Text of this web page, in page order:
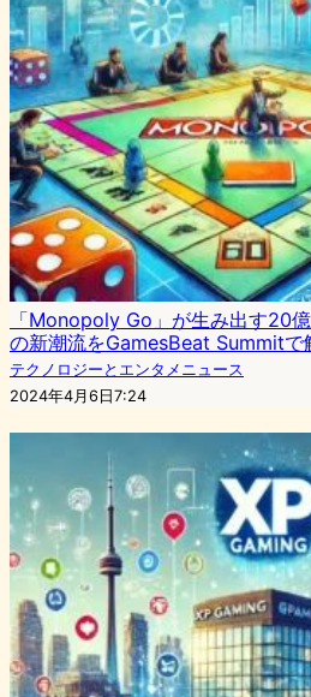
「Monopoly Go」が生み出す20
の新潮流をGamesBeat Summitで
テクノロジーとエンタメニュース
2024年4月6日7:24